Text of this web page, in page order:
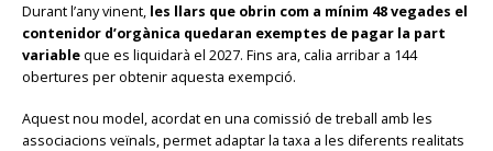
Durant l’any vinent, les llars que obrin com a mínim 48 vegades el
contenidor d’orgànica quedaran exemptes de pagar la part
variableque es liquidarà el 2027. Fins ara, calia arribar a 144
obertures per obtenir aquesta exempció.
Aquest nou model, acordat en una comissió de treball amb les
associacions veïnals, permet adaptar la taxa a les diferents realitats